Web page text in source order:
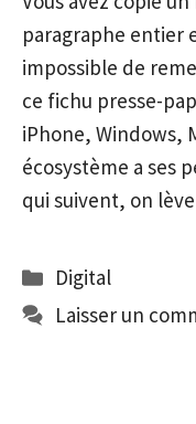
paragraphe entier
impossible de
ce fichu presse-
iPhone, Windows,
écosystème a ses
qui suivent, on
Catégories
Digital
Laisser un